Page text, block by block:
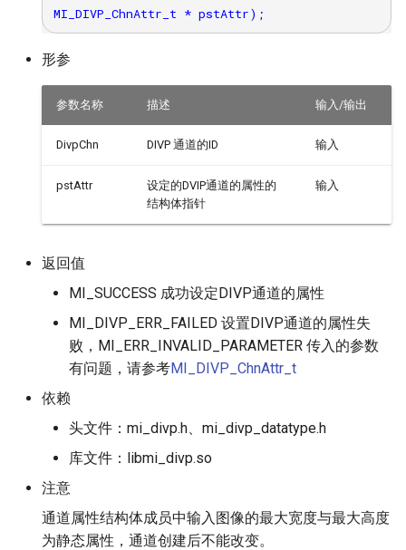
形参
参数名称 描述 输入/输出
DivpChn DIVP 通道的ID 输入
pstAttr
设定的DVIP通道的属性的
结构体指针
输入
返回值
MI_SUCCESS 成功设定DIVP通道的属性
MI_DIVP_ERR_FAILED 设置DIVP通道的属性失
败，MI_ERR_INVALID_PARAMETER 传入的参数
有问题，请参考MI_DIVP_ChnAttr_t
依赖
头文件：mi_divp.h、mi_divp_datatype.h
库文件：libmi_divp.so
注意
通道属性结构体成员中输入图像的最大宽度与最大高度
为静态属性，通道创建后不能改变。